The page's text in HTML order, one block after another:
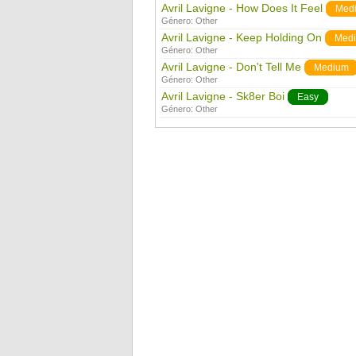
Avril Lavigne - How Does It Feel
Género: Other
Avril Lavigne - Keep Holding On
Género: Other
Avril Lavigne - Don't Tell Me Medium
Género: Other
Avril Lavigne - Sk8er Boi Easy
Género: Other